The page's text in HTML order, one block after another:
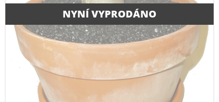
NYNÍ VYPRODÁNO